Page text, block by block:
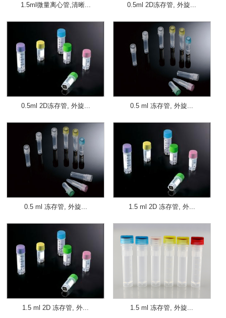
1.5ml微量离心管,清晰... 0.5ml 2D冻存管, 外旋...
0.5ml 2D冻存管, 外旋... 0.5 ml 冻存管, 外旋...
0.5 ml 冻存管, 外旋... 1.5 ml 2D 冻存管, 外...
1.5 ml 2D 冻存管, 外... 1.5 ml 冻存管, 外旋...